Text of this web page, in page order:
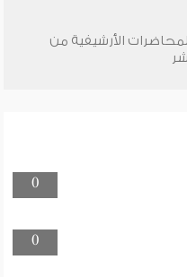
الأرشيفية من
0
0